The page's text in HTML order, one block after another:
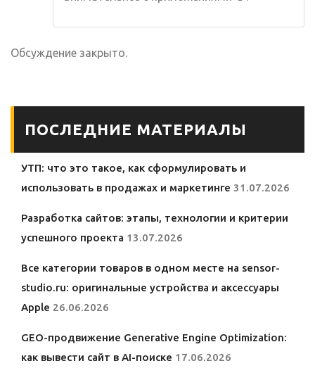
Обсуждение закрыто.
ПОСЛЕДНИЕ МАТЕРИАЛЫ
УТП: что это такое, как сформулировать и
использовать в продажах и маркетинге 31.07.2026
Разработка сайтов: этапы, технологии и критерии
успешного проекта 13.07.2026
Все категории товаров в одном месте на sensor-
studio.ru: оригинальные устройства и аксессуары
Apple 26.06.2026
GEO-продвижение Generative Engine Optimization:
как вывести сайт в AI-поиске 17.06.2026